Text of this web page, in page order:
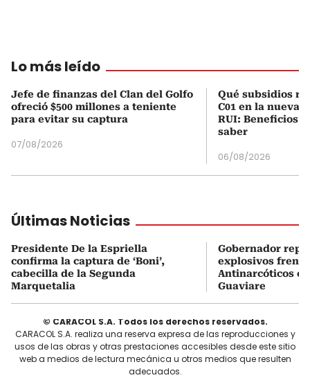
Lo más leído
Jefe de finanzas del Clan del Golfo
ofreció $500 millones a teniente
para evitar su captura
07/08/2026
Qué subsidios
C01 en la nueva
RUI: Beneficios
saber
06/08/2026
Últimas Noticias
Presidente De la Espriella
confirma la captura de ‘Boni’,
cabecilla de la Segunda
Marquetalia
Gobernador
explosivos frente
Antinarcóticos
Guaviare
© CARACOL S.A. Todos los derechos reservados.
CARACOL S.A. realiza una reserva expresa de las reproducciones y
usos de las obras y otras prestaciones accesibles desde este sitio
web a medios de lectura mecánica u otros medios que resulten
adecuados.